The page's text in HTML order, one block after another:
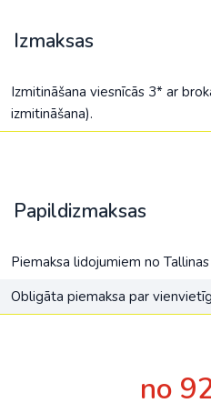
Izmaksas
Izmitināšana viesnīcās 3* ar
izmitināšana).
Papildizmaksas
Piemaksa lidojumiem no
Obligāta piemaksa par
no